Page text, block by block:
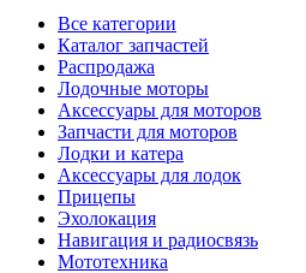
Все категории
Каталог запчастей
Распродажа
Лодочные моторы
Аксессуары для моторов
Запчасти для моторов
Лодки и катера
Аксессуары для лодок
Прицепы
Эхолокация
Навигация и радиосвязь
Мототехника